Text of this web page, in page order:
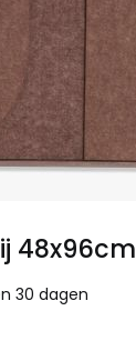
48x96cm
30 dagen